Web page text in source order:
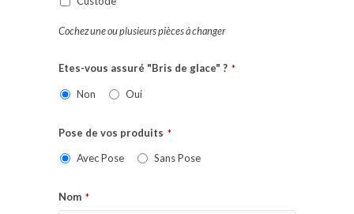
Cochez une ou plusieurs pièces à changer
Etes-vous assuré "Bris de glace" ? *
Non Oui
Pose de vos produits *
Avec Pose Sans Pose
Nom *